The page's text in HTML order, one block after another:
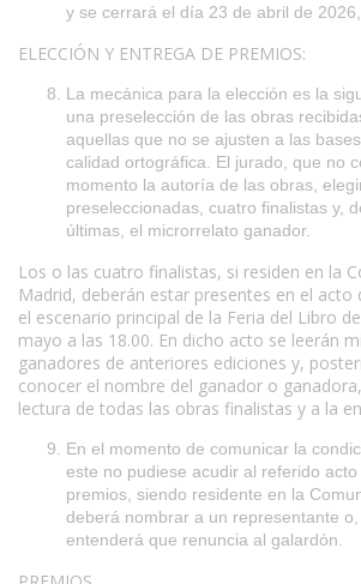
y se cerrará el día 23 de abril de
ELECCIÓN Y ENTREGA DE PREMIOS:
La mecánica para la elección es la
una preselección de las obras
aquellas que no se ajusten a las
calidad ortográfica. El jurado, que no
momento la autoría de las obras,
preseleccionadas, cuatro finalistas y,
últimas, el microrrelato ganador.
Los o las cuatro finalistas, si residen en la
Madrid, deberán estar presentes en el acto
el escenario principal de la Feria del Libro
mayo a las 18.00. En dicho acto se leerán
ganadores de anteriores ediciones y,
conocer el nombre del ganador o
lectura de todas las obras finalistas y a la
En el momento de comunicar la
este no pudiese acudir al referido
premios, siendo residente en la
deberá nombrar a un representante
entenderá que renuncia al galardón.